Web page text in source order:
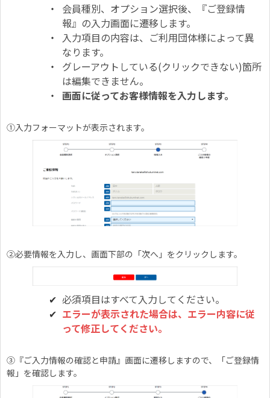
会員種別、オプション選択後、『ご登録情
報』の入力画面に遷移します。
入力項目の内容は、ご利用団体様によって異
なります。
グレーアウトしている(クリックできない)箇所
は編集できません。
画面に従ってお客様情報を入力します。
①入力フォーマットが表示されます。
②必要情報を入力し、画面下部の「次へ」をクリックします。
必須項目はすべて入力してください。
エラーが表示された場合は、エラー内容に従
って修正してください。
③『ご入力情報の確認と申請』画面に遷移しますので、「ご登録情
報」を確認します。